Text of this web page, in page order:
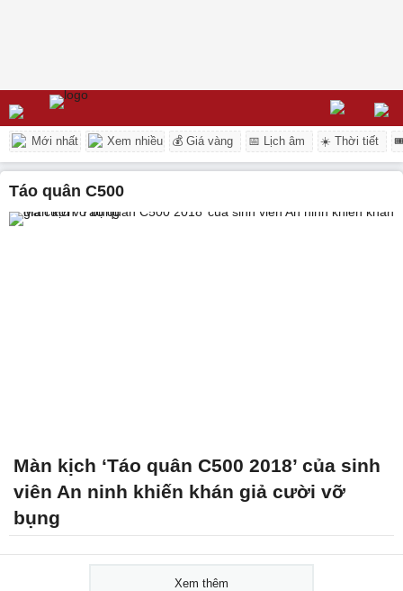
Mới nhất Xem nhiều 💰 Giá vàng 📅 Lịch âm ☀️ Thời tiết
Táo quân C500
Màn kịch ‘Táo quân C500 2018’ của sinh
viên An ninh khiến khán giả cười vỡ
bụng
Xem thêm